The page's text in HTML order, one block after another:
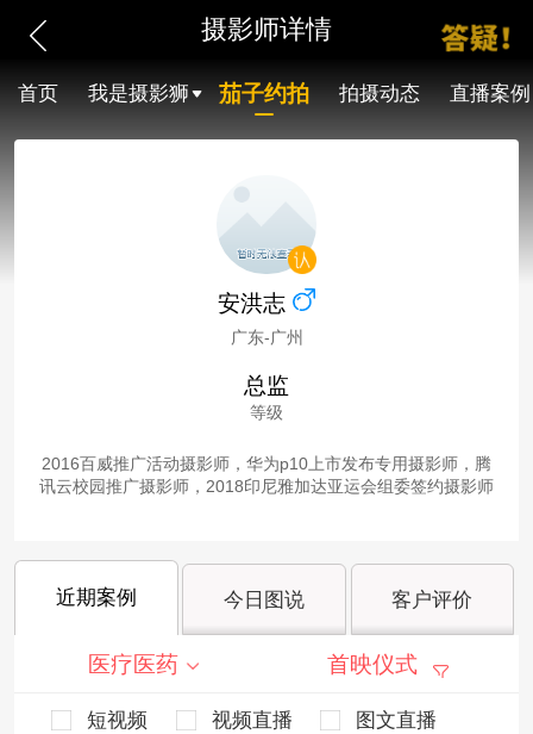
摄影师详情
首页 我是摄影狮 茄子约拍 拍摄动态 直播案例
安洪志
广东-广州
总监
等级
2016百威推广活动摄影师，华为p10上市发布专用摄影师，腾
讯云校园推广摄影师，2018印尼雅加达亚运会组委签约摄影师
近期案例 今日图说 客户评价
医疗医药 首映仪式
短视频 视频直播
图文直播